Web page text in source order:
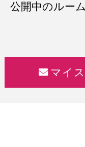
公開中のルー
マイ